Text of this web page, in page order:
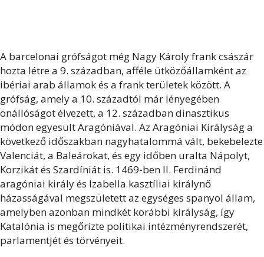
A barcelonai grófságot még Nagy Károly frank császár
hozta létre a 9. században, afféle ütközőállamként az
ibériai arab államok és a frank területek között. A
grófság, amely a 10. századtól már lényegében
önállóságot élvezett, a 12. században dinasztikus
módon egyesült Aragóniával. Az Aragóniai Királyság a
következő időszakban nagyhatalommá vált, bekebelezte
Valenciát, a Baleárokat, és egy időben uralta Nápolyt,
Korzikát és Szardíniát is. 1469-ben II. Ferdinánd
aragóniai király és Izabella kasztíliai királynő
házasságával megszületett az egységes spanyol állam,
amelyben azonban mindkét korábbi királyság, így
Katalónia is megőrizte politikai intézményrendszerét,
parlamentjét és törvényeit.